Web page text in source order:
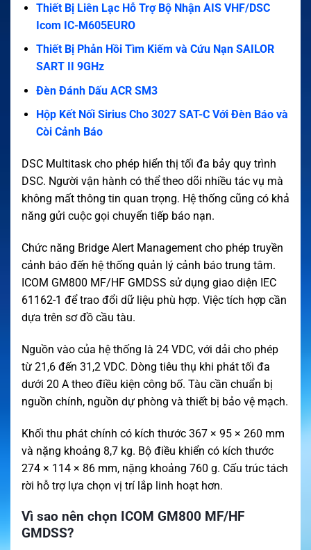
Thiết Bị Liên Lạc Hỗ Trợ Bộ Nhận AIS VHF/DSC
Icom IC-M605EURO
Thiết Bị Phản Hồi Tìm Kiếm và Cứu Nạn SAILOR
SART II 9GHz
Đèn Đánh Dấu ACR SM3
Hộp Kết Nối Sirius Cho 3027 SAT-C Với Đèn Báo và
Còi Cảnh Báo
DSC Multitask cho phép hiển thị tối đa bảy quy trình
DSC. Người vận hành có thể theo dõi nhiều tác vụ mà
không mất thông tin quan trọng. Hệ thống cũng có khả
năng gửi cuộc gọi chuyển tiếp báo nạn.
Chức năng Bridge Alert Management cho phép truyền
cảnh báo đến hệ thống quản lý cảnh báo trung tâm.
ICOM GM800 MF/HF GMDSS sử dụng giao diện IEC
61162-1 để trao đổi dữ liệu phù hợp. Việc tích hợp cần
dựa trên sơ đồ cầu tàu.
Nguồn vào của hệ thống là 24 VDC, với dải cho phép
từ 21,6 đến 31,2 VDC. Dòng tiêu thụ khi phát tối đa
dưới 20 A theo điều kiện công bố. Tàu cần chuẩn bị
nguồn chính, nguồn dự phòng và thiết bị bảo vệ mạch.
Khối thu phát chính có kích thước 367 × 95 × 260 mm
và nặng khoảng 8,7 kg. Bộ điều khiển có kích thước
274 × 114 × 86 mm, nặng khoảng 760 g. Cấu trúc tách
rời hỗ trợ lựa chọn vị trí lắp linh hoạt hơn.
Vì sao nên chọn ICOM GM800 MF/HF
GMDSS?